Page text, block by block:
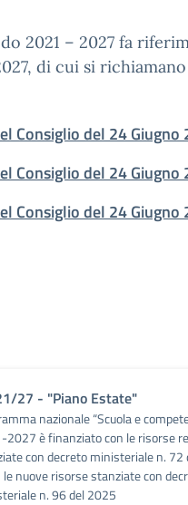
2021 – 2027 fa
di cui si
Consiglio del 24 Giugno
Consiglio del 24 Giugno
Consiglio del 24 Giugno
27 - "Piano Estate"
nazionale “Scuola e
2027 è finanziato con le risorse
con decreto ministeriale n. 72
le nuove risorse stanziate con
n. 96 del 2025